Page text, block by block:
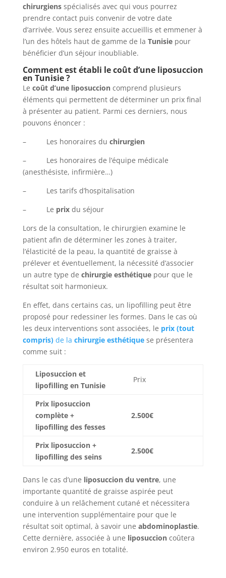
chirurgiensspécialisés avec qui vous pourrez
prendre contact puis convenir de votre date
d’arrivée. Vous serez ensuite accueillis et emmener à
l’un des hôtels haut de gamme de la Tunisiepour
bénéficier d’un séjour inoubliable.
Comment est établi le coût d’une liposuccion
en Tunisie ?
Le coût d’une liposuccioncomprend plusieurs
éléments qui permettent de déterminer un prix final
à présenter au patient. Parmi ces derniers, nous
pouvons énoncer :
– Les honoraires du chirurgien
– Les honoraires de l’équipe médicale
(anesthésiste, infirmière…)
– Les tarifs d’hospitalisation
– Le prixdu séjour
Lors de la consultation, le chirurgien examine le
patient afin de déterminer les zones à traiter,
l’élasticité de la peau, la quantité de graisse à
prélever et éventuellement, la nécessité d’associer
un autre type de chirurgie esthétiquepour que le
résultat soit harmonieux.
En effet, dans certains cas, un lipofilling peut être
proposé pour redessiner les formes. Dans le cas où
les deux interventions sont associées, le prix (tout
compris)de la chirurgie esthétiquese présentera
comme suit :
Liposuccion et
lipofilling en Tunisie
Prix
Prix liposuccion
complète +
lipofilling des fesses
2.500€
Prix liposuccion +
lipofilling des seins
2.500€
Dans le cas d’une liposuccion du ventre, une
importante quantité de graisse aspirée peut
conduire à un relâchement cutané et nécessitera
une intervention supplémentaire pour que le
résultat soit optimal, à savoir une abdominoplastie.
Cette dernière, associée à une liposuccion coûtera
environ 2.950 euros en totalité.